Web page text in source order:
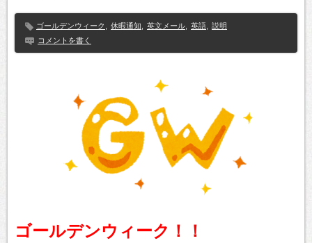
ゴールデンウィーク 休暇通知 英文メール 英語
説明
コメントを書く
ゴールデンウィーク！！